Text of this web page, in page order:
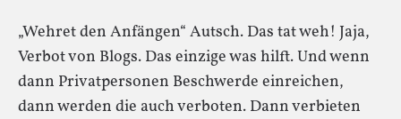
„Wehret den Anfängen“ Autsch. Das tat weh! Jaja,
Verbot von Blogs. Das einzige was hilft. Und wenn
dann Privatpersonen Beschwerde einreichen,
dann werden die auch verboten. Dann verbieten